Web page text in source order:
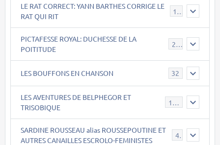
LE RAT CORRECT: YANN BARTHES CORRIGE LE
RAT QUI RIT
15
PICTAFESSE ROYAL: DUCHESSE DE LA
POITITUDE
23
LES BOUFFONS EN CHANSON 32
LES AVENTURES DE BELPHEGOR ET
TRISOBIQUE
147
SARDINE ROUSSEAU alias ROUSSEPOUTINE ET
AUTRES CANAILLES ESCROLO-FEMINISTES
40